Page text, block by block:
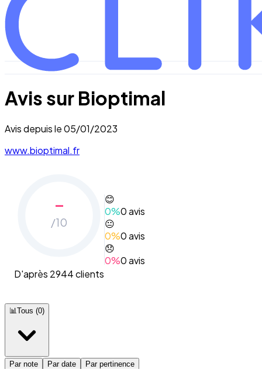
Avis sur Bioptimal
Avis depuis le05/01/2023
www.bioptimal.fr
-
/10
D'après 2944 clients
😊
0%0avis
😐
0%0avis
😞
0%0avis
📊Tous (0)
Par note Par date Par pertinence